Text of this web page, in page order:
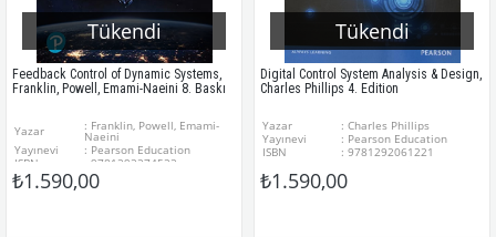
Tükendi
Feedback Control of Dynamic Systems,
Franklin, Powell, Emami-Naeini 8. Baskı
Yazar : Franklin, Powell, Emami-
Naeini
Yayınevi
: Pearson Education
ISBN
: 9781292274522
Baskı yılı
: 2019 8. Edition
Sayfa sayısı : 928
₺1.590,00
Tükendi
Digital Control System Analysis & Design,
Charles Phillips 4. Edition
Yazar
: Charles Phillips
Yayınevi
: Pearson Education
ISBN
: 9781292061221
Sayfa sayısı
: 528
₺1.590,00